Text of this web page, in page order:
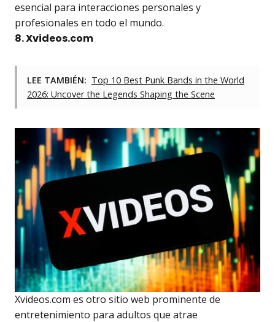
esencial para interacciones personales y
profesionales en todo el mundo.
8. Xvideos.com
LEE TAMBIÉN: Top 10 Best Punk Bands in the World
2026: Uncover the Legends Shaping the Scene
Xvideos.com es otro sitio web prominente de
entretenimiento para adultos que atrae